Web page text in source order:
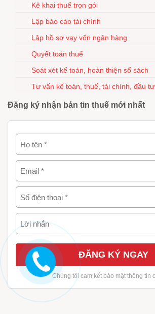
Kê khai thuế trọn gói
Lập báo cáo tài chính
Lập hồ sơ vay vốn ngân hàng
Quyết toán thuế
Soát xét kế toán, hoàn thiện sổ sách
Tư vấn kế toán, thuế, tài chính, đầu tư
Đăng ký nhận bản tin thuế mới nhất